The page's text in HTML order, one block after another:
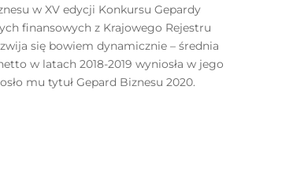
w XV edycji Konkursu Gepardy
finansowych z Krajowego Rejestru
się bowiem dynamicznie – średnia
w latach 2018-2019 wyniosła w jego
mu tytuł Gepard Biznesu 2020.